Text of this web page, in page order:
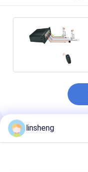
추천된 제품
linsheng